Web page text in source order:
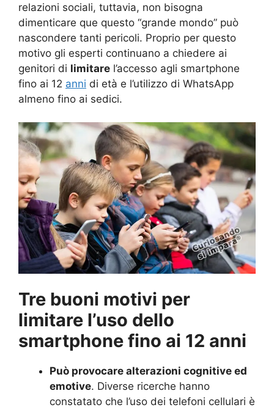
relazioni sociali, tuttavia, non bisogna
dimenticare que questo “grande mondo” può
nascondere tanti pericoli. Proprio per questo
motivo gli esperti continuano a chiedere ai
genitori di limitare l’accesso agli smartphone
fino ai 12 anni di età e l’utilizzo di WhatsApp
almeno fino ai sedici.
Tre buoni motivi per
limitare l’uso dello
smartphone fino ai 12 anni
Può provocare alterazioni cognitive ed
emotive. Diverse ricerche hanno
constatato che l’uso dei telefoni cellulari è